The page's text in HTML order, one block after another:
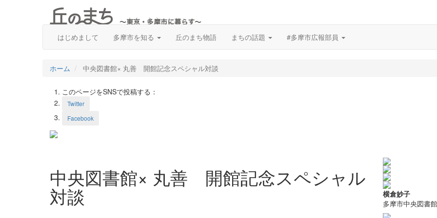
はじめまして 多摩市を知る 丘のまち物語 まちの話題 #多摩市広報部員
ホーム 中央図書館× 丸善 開館記念スペシャル対談
このページをSNSで投稿する：
Twitter
Facebook
中央図書館× 丸善 開館記念スペシャル
対談
横倉妙子
多摩市中央図書